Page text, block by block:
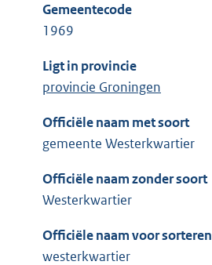
Gemeentecode
1969
Ligt in provincie
provincie Groningen
Officiële naam met soort
gemeente Westerkwartier
Officiële naam zonder soort
Westerkwartier
Officiële naam voor sorteren
westerkwartier